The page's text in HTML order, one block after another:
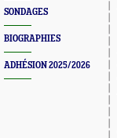
SONDAGES
BIOGRAPHIES
ADHÉSION 2025/2026